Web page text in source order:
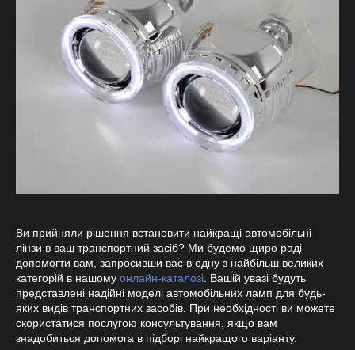
Ви прийняли рішення встановити найкращі автомобільні
лінзи в ваш транспортний засіб? Ми будемо щиро раді
допомогти вам, запросивши вас в одну з найбільш великих
категорій в нашому онлайн-каталозі . Вашій увазі будуть
представлені надійні моделі автомобільних ламп для будь-
яких видів транспортних засобів. При необхідності ви можете
скористатися послугою консультування, якщо вам
знадобиться допомога в підборі найкращого варіанту.